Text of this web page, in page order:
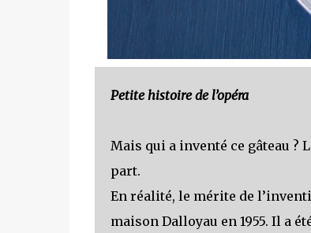
Petite histoire de l’opéra
Mais qui a inventé ce gâteau ?
part.
En réalité, le mérite de
maison Dalloyau en 1955. Il a